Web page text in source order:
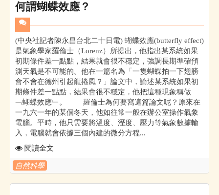
何謂蝴蝶效應？
(中央社記者陳永昌台北二十日電) 蝴蝶效應(butterfly effect)
是氣象學家羅倫士（Lorenz）所提出，他指出某系統如果
初期條件差一點點，結果就會很不穩定，強調長期準確預
測天氣是不可能的。他在一篇名為「一隻蝴蝶拍一下翅膀
會不會在德州引起龍捲風？」論文中，論述某系統如果初
期條件差一點點，結果會很不穩定，他把這種現象稱做
﹁蝴蝶效應﹂。 羅倫士為何要寫這篇論文呢？原來在
一九六一年的某個冬天，他如往常一般在辦公室操作氣象
電腦。平時，他只需要將溫度、溼度、壓力等氣象數據輸
入，電腦就會依據三個內建的微分方程...
閱讀全文
自然科學